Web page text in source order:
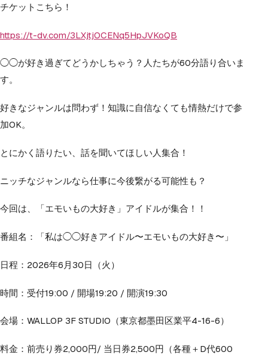
チケットこちら！
https://t-dv.com/3LXjtjOCENq5HpJVKoQB
◯◯が好き過ぎてどうかしちゃう？人たちが60分語り合いま
す。
好きなジャンルは問わず！知識に自信なくても情熱だけで参
加OK。
とにかく語りたい、話を聞いてほしい人集合！
ニッチなジャンルなら仕事に今後繋がる可能性も？
今回は、「エモいもの大好き」アイドルが集合！！
番組名：「私は◯◯好きアイドル〜エモいもの大好き〜」
日程：2026年6月30日（火）
時間：受付19:00 / 開場19:20 / 開演19:30
会場：WALLOP 3F STUDIO（東京都墨田区業平4-16-6）
料金：前売り券2,000円/ 当日券2,500円（各種＋D代600